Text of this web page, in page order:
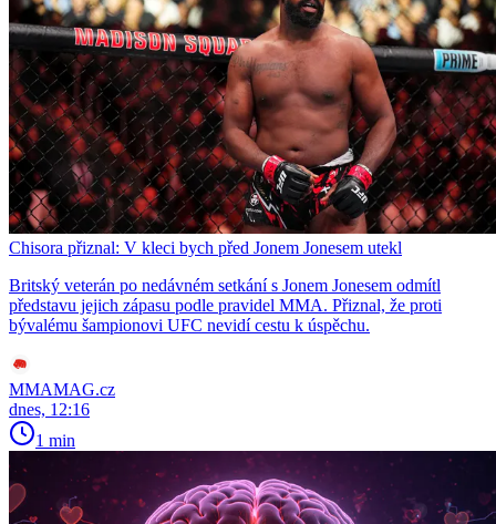
Chisora přiznal: V kleci bych před Jonem Jonesem utekl
Britský veterán po nedávném setkání s Jonem Jonesem odmítl
představu jejich zápasu podle pravidel MMA. Přiznal, že proti
bývalému šampionovi UFC nevidí cestu k úspěchu.
MMAMAG.cz
dnes, 12:16
1 min